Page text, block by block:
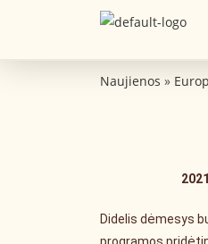
Naujienos »
Didelis dėmesys